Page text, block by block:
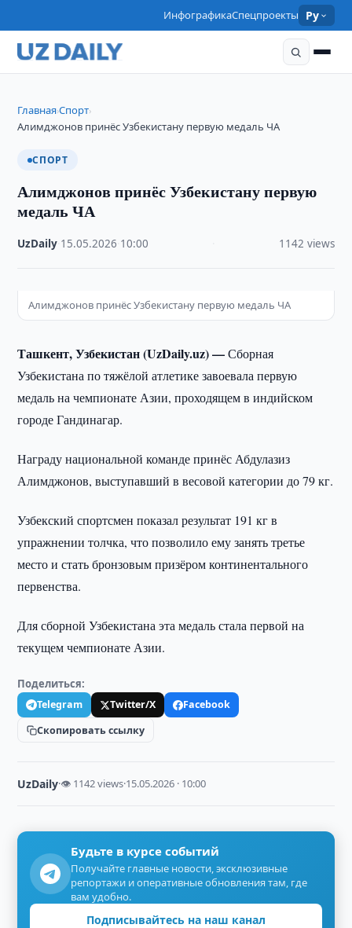
ИнфографикаСпецпроекты Ру
Главная›Спорт›
Алимджонов принёс Узбекистану первую медаль ЧА
СПОРТ
Алимджонов принёс Узбекистану первую
медаль ЧА
UzDaily 15.05.2026 10:00 1142 views
Алимджонов принёс Узбекистану первую медаль ЧА
Ташкент, Узбекистан (UzDaily.uz) —Сборная
Узбекистана по тяжёлой атлетике завоевала первую
медаль на чемпионате Азии, проходящем в индийском
городе Гандинагар.
Награду национальной команде принёс Абдулазиз
Алимджонов, выступавший в весовой категории до 79 кг.
Узбекский спортсмен показал результат 191 кг в
упражнении толчка, что позволило ему занять третье
место и стать бронзовым призёром континентального
первенства.
Для сборной Узбекистана эта медаль стала первой на
текущем чемпионате Азии.
Поделиться:
Telegram Twitter/X
Facebook
Скопировать ссылку
UzDaily·👁 1142 views·15.05.2026 · 10:00
Будьте в курсе событий
Получайте главные новости, эксклюзивные
репортажи и оперативные обновления там, где
вам удобно.
Подписывайтесь на наш канал